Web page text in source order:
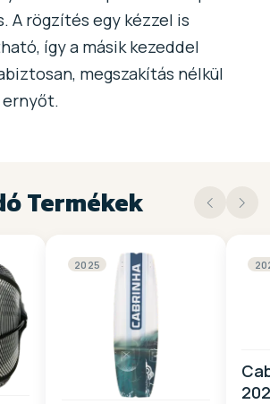
A rögzítés egy kézzel is
így a másik kezeddel
megszakítás nélkül
Termékek
2025